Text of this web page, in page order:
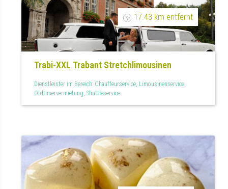
17.43 km entfernt
Trabi-XXL Trabant Stretchlimousinen
Dienstleister im Bereich: Chauffeurservice, Limousinenservice,
Oldtimervermietung, Shuttleservice